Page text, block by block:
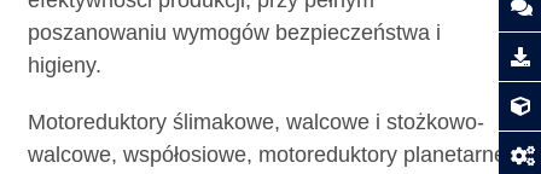
poszanowaniu wymogów bezpieczeństwa i
higieny.
Motoreduktory ślimakowe, walcowe i stożkowo-
walcowe, współosiowe, motoreduktory planetarne,